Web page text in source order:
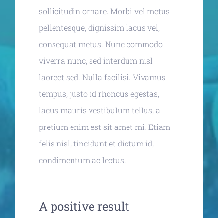
sollicitudin ornare. Morbi vel metus
pellentesque, dignissim lacus vel,
consequat metus. Nunc commodo
viverra nunc, sed interdum nisl
laoreet sed. Nulla facilisi. Vivamus
tempus, justo id rhoncus egestas,
lacus mauris vestibulum tellus, a
pretium enim est sit amet mi. Etiam
felis nisl, tincidunt et dictum id,
condimentum ac lectus.
A positive result